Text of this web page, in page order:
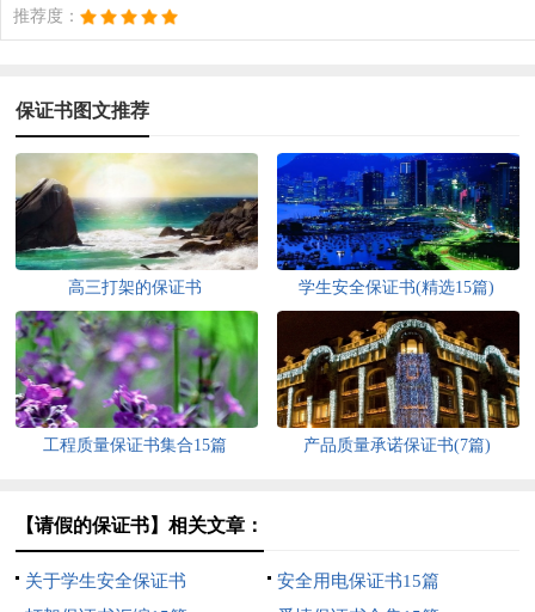
推荐度：
保证书图文推荐
高三打架的保证书 学生安全保证书(精选15篇)
工程质量保证书集合15篇 产品质量承诺保证书(7篇)
【请假的保证书】相关文章：
关于学生安全保证书
安全用电保证书15篇